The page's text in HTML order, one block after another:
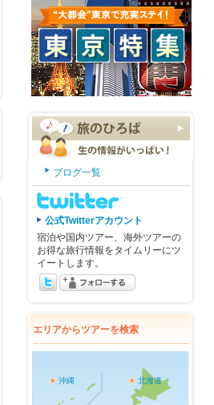
ブログ一覧
公式Twitterアカウント
宿泊や国内ツアー、海外ツアーの
お得な旅行情報をタイムリーにツ
イートします。
エリアからツアーを検索
北海道
沖縄